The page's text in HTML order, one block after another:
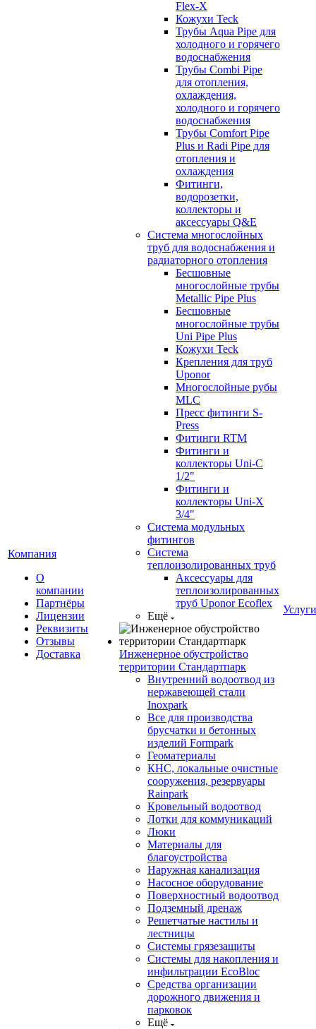
Компания
О
компании
Партнёры
Лицензии
Реквизиты
Отзывы
Доставка
Flex-X
Кожухи Teck
Трубы Aqua Pipe для
холодного и горячего
водоснабжения
Трубы Combi Pipe
для отопления,
охлаждения,
холодного и горячего
водоснабжения
Трубы Comfort Pipe
Plus и Radi Pipe для
отопления и
охлаждения
Фитинги,
водорозетки,
коллекторы и
аксессуары Q&E
Система многослойных
труб для водоснабжения и
радиаторного отопления
Бесшовные
многослойные трубы
Metallic Pipe Plus
Бесшовные
многослойные трубы
Uni Pipe Plus
Кожухи Teck
Крепления для труб
Uponor
Многослойные рубы
MLC
Пресс фитинги S-
Press
Фитинги RTM
Фитинги и
коллекторы Uni-C
1/2"
Фитинги и
коллекторы Uni-X
3/4"
Система модульных
фитингов
Система
теплоизолированных труб
Аксессуары для
теплоизолированных
труб Uponor Ecoflex
Ещё
Инженерное обустройство
территории Стандартпарк
Внутренний водоотвод из
нержавеющей стали
Inoxpark
Все для производства
брусчатки и бетонных
изделий Formpark
Геоматериалы
КНС, локальные очистные
сооружения, резервуары
Rainpark
Кровельный водоотвод
Лотки для коммуникаций
Люки
Материалы для
благоустройства
Наружная канализация
Насосное оборудование
Поверхностный водоотвод
Подземный дренаж
Решетчатые настилы и
лестницы
Системы грязезащиты
Системы для накопления и
инфильтрации EcoBloc
Средства организации
дорожного движения и
парковок
Ещё
Услуги